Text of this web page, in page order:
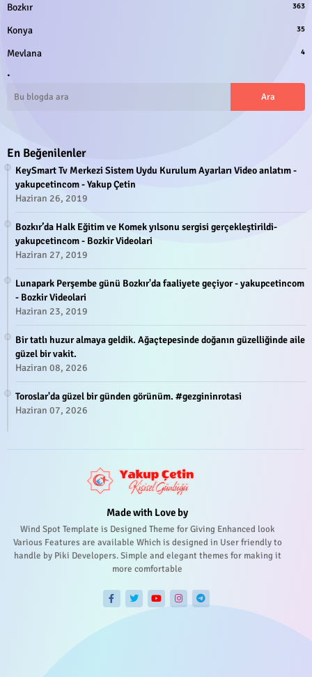
Bozkır 363
Konya 35
Mevlana 4
.
En Beğenilenler
KeySmart Tv Merkezi Sistem Uydu Kurulum Ayarları Video anlatım -
yakupcetincom - Yakup Çetin
Haziran 26, 2019
Bozkır’da Halk Eğitim ve Komek yılsonu sergisi gerçekleştirildi-
yakupcetincom - Bozkir Videolari
Haziran 27, 2019
Lunapark Perşembe günü Bozkır'da faaliyete geçiyor - yakupcetincom
- Bozkir Videolari
Haziran 23, 2019
Bir tatlı huzur almaya geldik. Ağaçtepesinde doğanın güzelliğinde aile
güzel bir vakit.
Haziran 08, 2026
Toroslar'da güzel bir günden görünüm. #gezgininrotasi
Haziran 07, 2026
Made with Love by
Wind Spot Template is Designed Theme for Giving Enhanced look
Various Features are available Which is designed in User friendly to
handle by Piki Developers. Simple and elegant themes for making it
more comfortable